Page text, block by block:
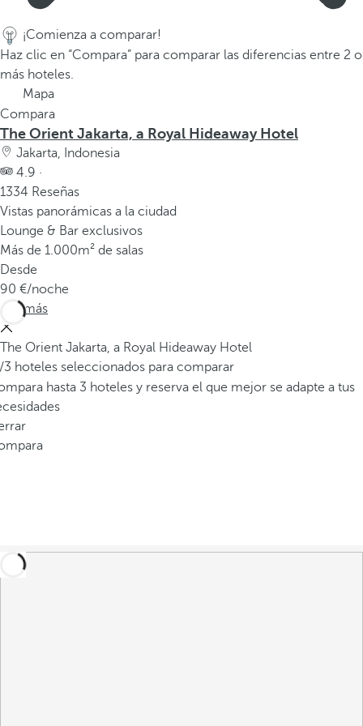
e
n
a
a
e
m
r
g
e
n
t
e
¡Comienza a comparar!
Haz clic en “Compara” para comparar las diferencias entre 2 o
más hoteles.
Mapa
Compara
The Orient Jakarta, a Royal Hideaway Hotel
Jakarta, Indonesia
4.9 ·
1334 Reseñas
Vistas panorámicas a la ciudad
Lounge & Bar exclusivos
Más de 1.000m² de salas
Desde
90
/noche
Ver más
The Orient Jakarta, a Royal Hideaway Hotel
/3 hoteles seleccionados para comparar
hasta 3 hoteles y reserva el que mejor se adapte a tus